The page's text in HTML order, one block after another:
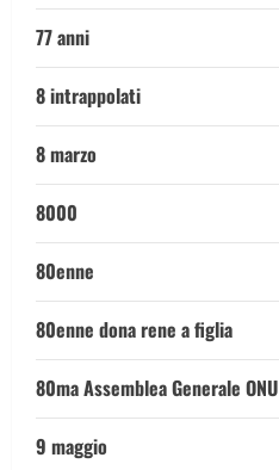
77 anni
8 intrappolati
8 marzo
8000
80enne
80enne dona rene a figlia
80ma Assemblea Generale ONU
9 maggio